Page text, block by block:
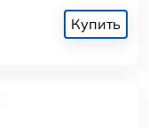
Купить